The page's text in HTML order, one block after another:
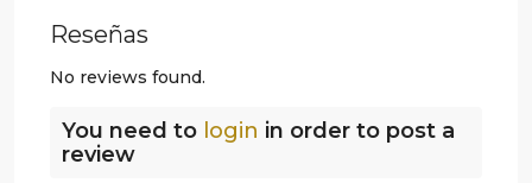
Reseñas
No reviews found.
You need to login in order to post a
review